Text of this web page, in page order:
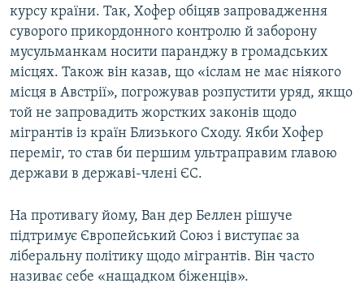
курсу країни. Так, Хофер обіцяв запровадження
суворого прикордонного контролю й заборону
мусульманкам носити паранджу в громадських
місцях. Також він казав, що «іслам не має ніякого
місця в Австрії», погрожував розпустити уряд, якщо
той не запровадить жорстких законів щодо
мігрантів із країн Близького Сходу. Якби Хофер
переміг, то став би першим ультраправим главою
держави в державі-члені ЄС.
На противагу йому, Ван дер Беллен рішуче
підтримує Європейський Союз і виступає за
ліберальну політику щодо мігрантів. Він часто
називає себе «нащадком біженців».